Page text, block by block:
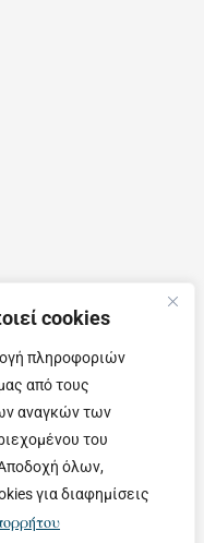
cookies
πληροφοριών
από τους
αναγκών των
του
όλων,
για διαφημίσεις
λαμβάνετε ιδέες και
όμορφη Θεσσαλία.